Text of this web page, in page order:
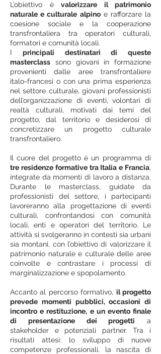
L’obiettivo è valorizzare il patrimonio
naturale e culturale alpinoe rafforzare la
coesione sociale e la cooperazione
transfrontaliera tra operatori culturali,
formatori e comunità locali.
I principali destinatari di queste
masterclass sonogiovani in formazione
provenienti dalle aree transfrontaliere
italo-francesi o con una prima esperienza
nel settore culturale, giovani professionisti
dell’organizzazione di eventi, volontari di
realtà culturali, motivati dai temi del
progetto, dal territorio e desiderosi di
concretizzare un progetto culturale
transfrontaliero.
Il cuore del progetto è un programma di
tre residenze formative tra Italia e Francia,
integrate da momenti di lavoro a distanza.
Durante le masterclass, guidate da
professionisti del settore, i partecipanti
lavoreranno alla progettazione di eventi
culturali, confrontandosi con comunità
locali, enti e operatori del territorio. Le
attività si svolgeranno in contesti sia urbani
sia montani, con l’obiettivo di valorizzare il
patrimonio naturale e culturale delle aree
coinvolte e contrastare i processi di
marginalizzazione e spopolamento.
Accanto al percorso formativo, il progetto
prevede momenti pubblici, occasioni di
incontro e restituzione, e un evento finale
di presentazione dei progetti a
stakeholder e potenziali partner. Tra i
risultati attesi: lo sviluppo di nuove
competenze professionali, la nascita di